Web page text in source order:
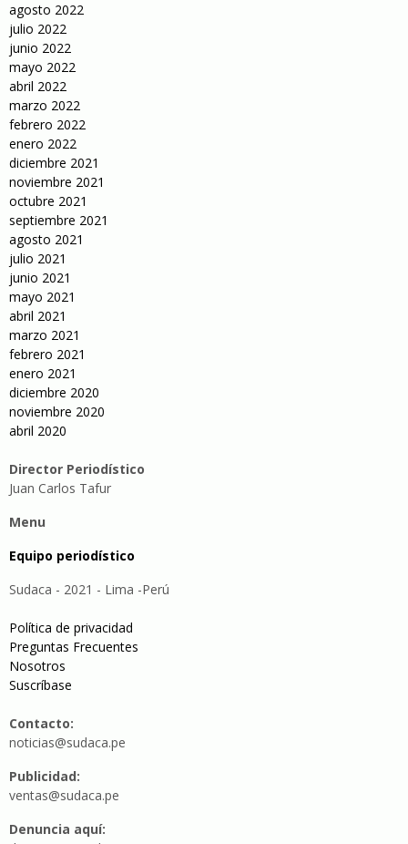
agosto 2022
julio 2022
junio 2022
mayo 2022
abril 2022
marzo 2022
febrero 2022
enero 2022
diciembre 2021
noviembre 2021
octubre 2021
septiembre 2021
agosto 2021
julio 2021
junio 2021
mayo 2021
abril 2021
marzo 2021
febrero 2021
enero 2021
diciembre 2020
noviembre 2020
abril 2020
Director Periodístico
Juan Carlos Tafur
Menu
Equipo periodístico
Sudaca - 2021 - Lima -Perú
Política de privacidad
Preguntas Frecuentes
Nosotros
Suscríbase
Contacto:
noticias@sudaca.pe
Publicidad:
ventas@sudaca.pe
Denuncia aquí: